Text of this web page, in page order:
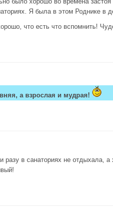
Я была в этом Роднике в
что есть что вспомнить!
а взрослая и мудрая!
разу в санаториях не отдыхала, а